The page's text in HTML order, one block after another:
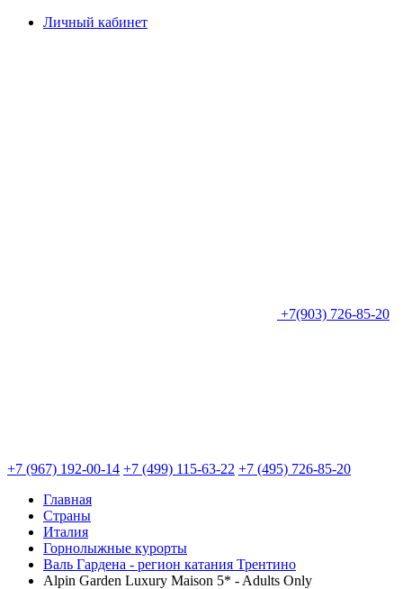
Личный кабинет
+7(903) 726-85-20
+7 (967) 192-00-14 +7 (499) 115-63-22 +7 (495) 726-85-20
Главная
Страны
Италия
Горнолыжные курорты
Валь Гардена - регион катания Трентино
Alpin Garden Luxury Maison 5* - Adults Only